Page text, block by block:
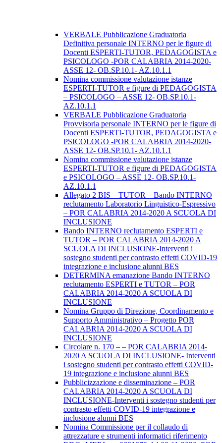
VERBALE Pubblicazione Graduatoria
Definitiva personale INTERNO per le figure di
Docenti ESPERTI-TUTOR, PEDAGOGISTA e
PSICOLOGO -POR CALABRIA 2014-2020-
ASSE 12- OB.SP.10.1- AZ.10.1.1
Nomina commissione valutazione istanze
ESPERTI-TUTOR e figure di PEDAGOGISTA
– PSICOLOGO – ASSE 12- OB.SP.10.1-
AZ.10.1.1
VERBALE Pubblicazione Graduatoria
Provvisoria personale INTERNO per le figure di
Docenti ESPERTI-TUTOR, PEDAGOGISTA e
PSICOLOGO -POR CALABRIA 2014-2020-
ASSE 12- OB.SP.10.1- AZ.10.1.1
Nomina commissione valutazione istanze
ESPERTI-TUTOR e figure di PEDAGOGISTA
e PSICOLOGO – ASSE 12- OB.SP.10.1-
AZ.10.1.1
Allegato 2 BIS – TUTOR – Bando INTERNO
reclutamento Laboratorio Linguistico-Espressivo
– POR CALABRIA 2014-2020 A SCUOLA DI
INCLUSIONE
Bando INTERNO reclutamento ESPERTI e
TUTOR – POR CALABRIA 2014-2020 A
SCUOLA DI INCLUSIONE-Interventi i
sostegno studenti per contrasto effetti COVID-19
integrazione e inclusione alunni BES
DETERMINA emanazione Bando INTERNO
reclutamento ESPERTI e TUTOR – POR
CALABRIA 2014-2020 A SCUOLA DI
INCLUSIONE
Nomina Gruppo di Direzione, Coordinamento e
Supporto Amministrativo – Progetto POR
CALABRIA 2014-2020 A SCUOLA DI
INCLUSIONE
Circolare n. 170 – – POR CALABRIA 2014-
2020 A SCUOLA DI INCLUSIONE- Interventi
i sostegno studenti per contrasto effetti COVID-
19 integrazione e inclusione alunni BES
Pubblicizzazione e disseminazione – POR
CALABRIA 2014-2020 A SCUOLA DI
INCLUSIONE-Interventi i sostegno studenti per
contrasto effetti COVID-19 integrazione e
inclusione alunni BES
Nomina Commissione per il collaudo di
attrezzature e strumenti informatici riferimento